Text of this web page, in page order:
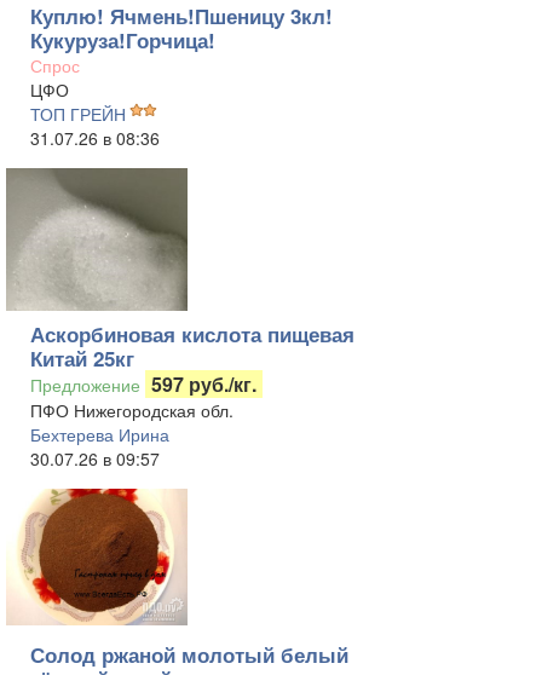
Куплю! Ячмень!Пшеницу 3кл!
Кукуруза!Горчица!
Спрос
ЦФО
ТОП ГРЕЙН
31.07.26 в 08:36
Аскорбиновая кислота пищевая
Китай 25кг
Предложение 597 руб./кг.
ПФО Нижегородская обл.
Бехтерева Ирина
30.07.26 в 09:57
Солод ржаной молотый белый